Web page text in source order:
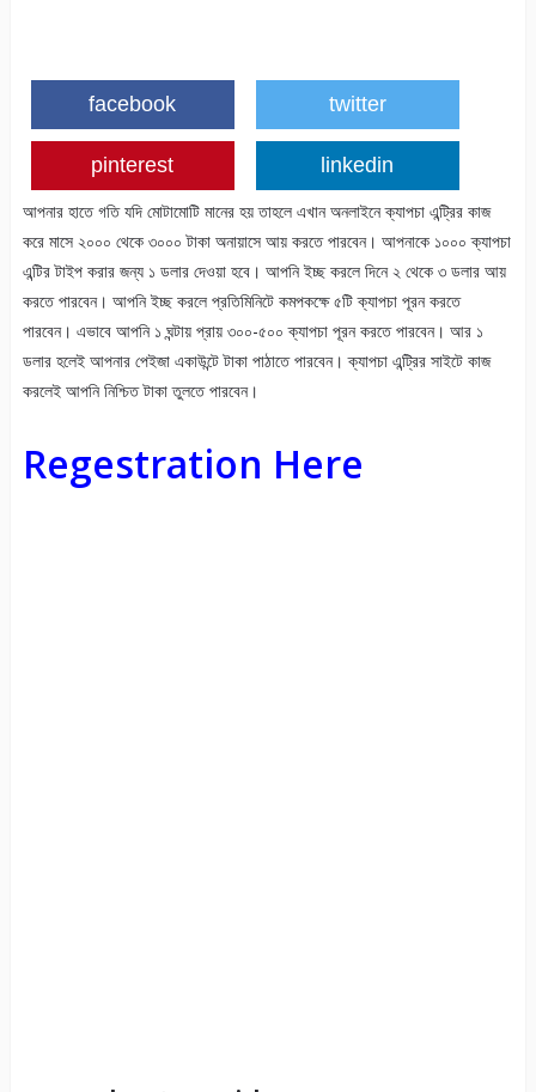
facebook twitter
pinterest linkedin
আপনার হাতে গতি যদি মোটামোটি মানের হয় তাহলে এখান অনলাইনে ক্যাপচা এন্ট্রির কাজ
করে মাসে ২০০০ থেকে ৩০০০ টাকা অনায়াসে আয় করতে পারবেন। আপনাকে ১০০০ ক্যাপচা
এন্টির টাইপ করার জন্য ১ ডলার দেওয়া হবে। আপনি ইচ্ছ করলে দিনে ২ থেকে ৩ ডলার আয়
করতে পারবেন। আপনি ইচ্ছ করলে প্রতিমিনিটে কমপকক্ষে ৫টি ক্যাপচা পূরন করতে
পারবেন। এভাবে আপনি ১ ঘন্টায় প্রায় ৩০০-৫০০ ক্যাপচা পূরন করতে পারবেন। আর ১
ডলার হলেই আপনার পেইজা একাউন্টে টাকা পাঠাতে পারবেন। ক্যাপচা এন্ট্রির সাইটে কাজ
করলেই আপনি নিশ্চিত টাকা তুলতে পারবেন।
Regestration Here